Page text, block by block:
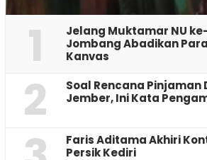
1
Jelang Muktamar NU
Jombang Abadikan
Kanvas
2
‎Soal Rencana Pinjaman
Jember, Ini Kata
Faris Aditama Akhiri
Persik Kediri